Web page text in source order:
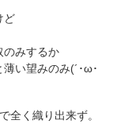
ど
のみするか
い望みのみ(´･ω･
全く織り出来ず。